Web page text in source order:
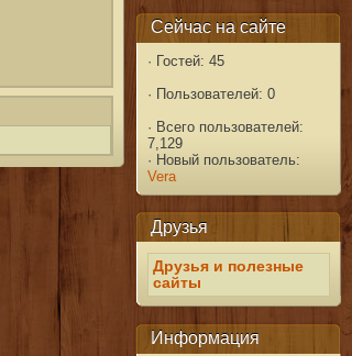
Сейчас на сайте
· Гостей: 45
· Пользователей: 0
· Всего пользователей:
7,129
· Новый пользователь:
Vera
Друзья
Друзья и полезные
сайты
Информация